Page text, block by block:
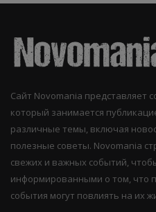
Сайт Novomania представляет
который занимается
различные темы, включая
полезные советы. Novomania
свежих и важных событий,
информированными о том, что
события могут повлиять на их